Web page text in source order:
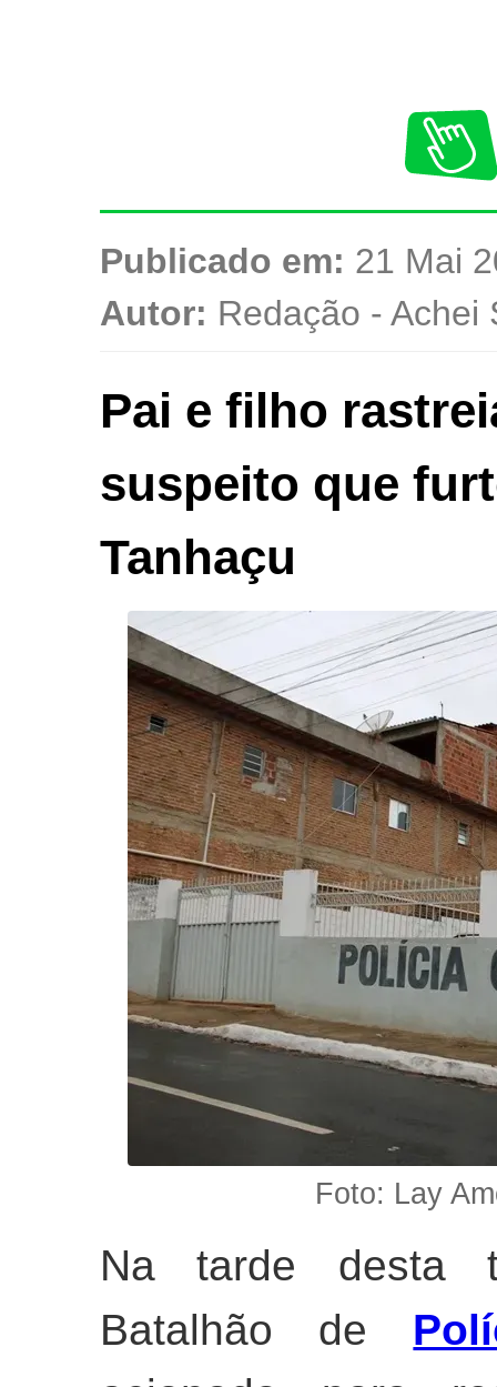
Publicado em: 21 Mai
Autor: Redação - Achei
Pai e filho
suspeito que
Tanhaçu
Foto: Lay
Na tarde desta
Batalhão de